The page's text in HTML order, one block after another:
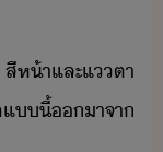
ห้า​และ​แตา​
ี้​า​จา​